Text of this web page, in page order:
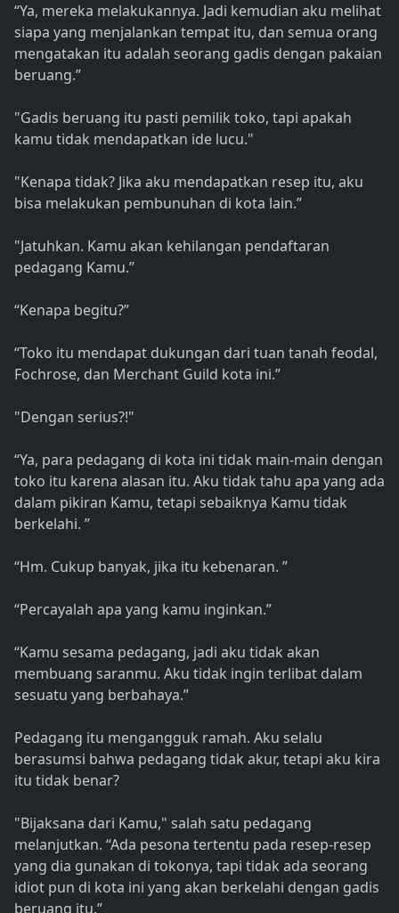
“Ya, mereka melakukannya. Jadi kemudian aku melihat
siapa yang menjalankan tempat itu, dan semua orang
mengatakan itu adalah seorang gadis dengan pakaian
beruang.”
"Gadis beruang itu pasti pemilik toko, tapi apakah
kamu tidak mendapatkan ide lucu."
"Kenapa tidak? Jika aku mendapatkan resep itu, aku
bisa melakukan pembunuhan di kota lain.”
"Jatuhkan. Kamu akan kehilangan pendaftaran
pedagang Kamu.”
“Kenapa begitu?”
“Toko itu mendapat dukungan dari tuan tanah feodal,
Fochrose, dan Merchant Guild kota ini.”
"Dengan serius?!"
“Ya, para pedagang di kota ini tidak main-main dengan
toko itu karena alasan itu. Aku tidak tahu apa yang ada
dalam pikiran Kamu, tetapi sebaiknya Kamu tidak
berkelahi. ”
“Hm. Cukup banyak, jika itu kebenaran. ”
“Percayalah apa yang kamu inginkan.”
“Kamu sesama pedagang, jadi aku tidak akan
membuang saranmu. Aku tidak ingin terlibat dalam
sesuatu yang berbahaya.”
Pedagang itu mengangguk ramah. Aku selalu
berasumsi bahwa pedagang tidak akur, tetapi aku kira
itu tidak benar?
"Bijaksana dari Kamu," salah satu pedagang
melanjutkan. “Ada pesona tertentu pada resep-resep
yang dia gunakan di tokonya, tapi tidak ada seorang
idiot pun di kota ini yang akan berkelahi dengan gadis
beruang itu.”